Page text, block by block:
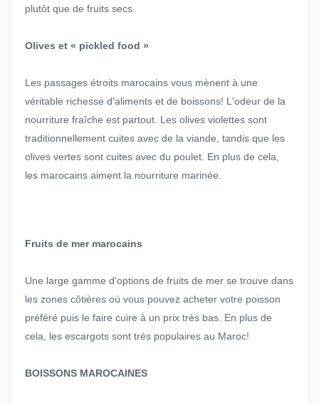
plutôt que de fruits secs.
Olives et « pickled food »
Les passages étroits marocains vous mènent à une
véritable richesse d'aliments et de boissons! L'odeur de la
nourriture fraîche est partout. Les olives violettes sont
traditionnellement cuites avec de la viande, tandis que les
olives vertes sont cuites avec du poulet. En plus de cela,
les marocains aiment la nourriture marinée.
Fruits de mer marocains
Une large gamme d'options de fruits de mer se trouve dans
les zones côtières où vous pouvez acheter votre poisson
préféré puis le faire cuire à un prix très bas. En plus de
cela, les escargots sont très populaires au Maroc!
BOISSONS MAROCAINES